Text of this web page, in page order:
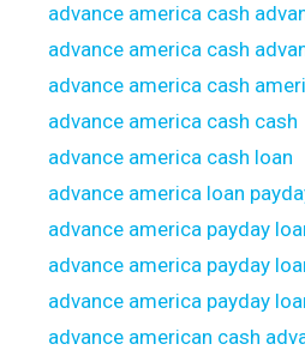
advance america cash
advance america cash
advance america cash
advance america cash cash
advance america cash loan
advance america loan
advance america payday
advance america payday
advance america payday
advance american cash